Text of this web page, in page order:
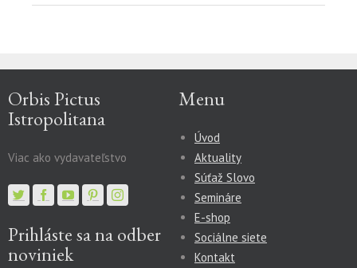
Orbis Pictus
Istropolitana
Viac ako vydavateľstvo
Prihláste sa na odber
noviniek
Menu
Úvod
Aktuality
Súťaž Slovo
Semináre
E-shop
Sociálne siete
Kontakt